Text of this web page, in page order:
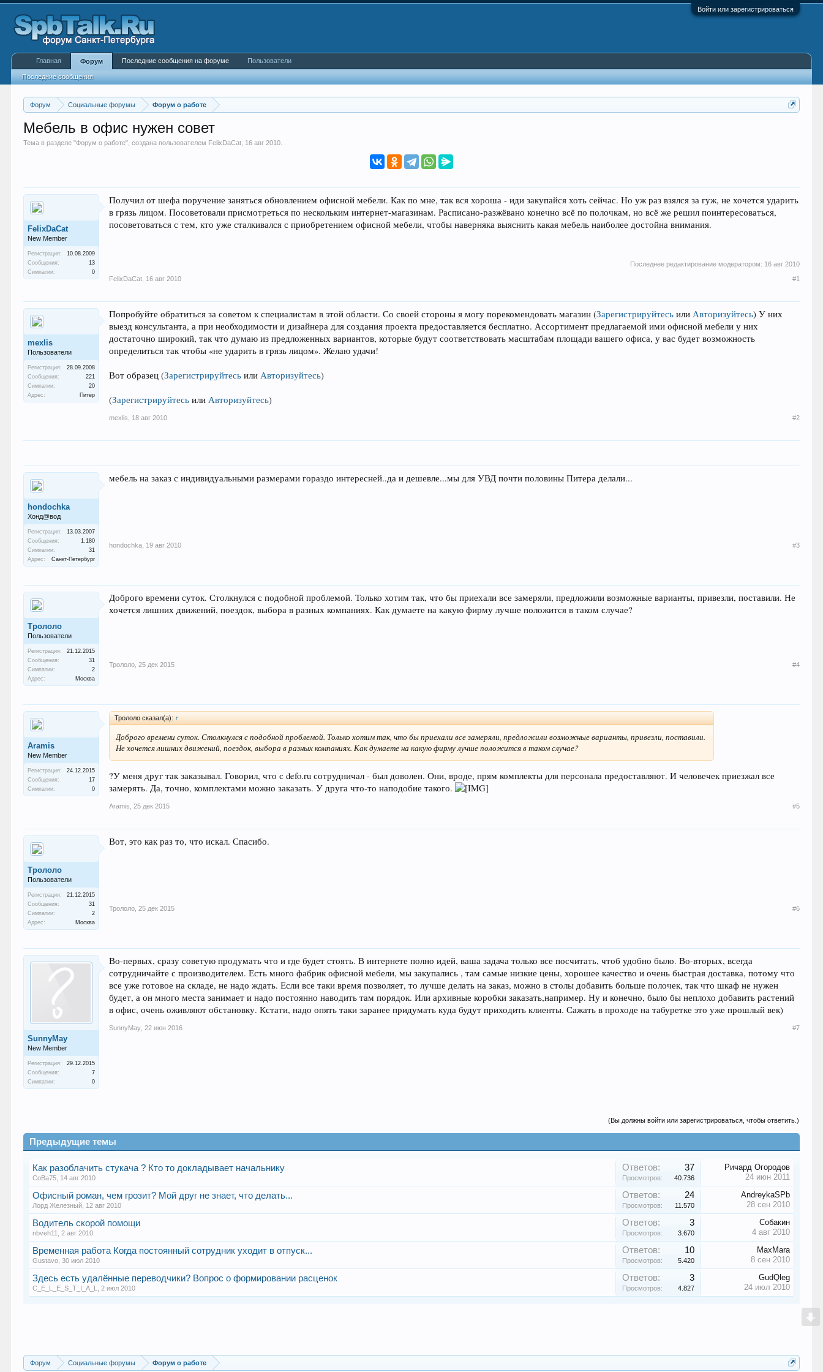
Войти или зарегистрироваться
Форум Социальные форумы Форум о работе
Мебель в офис нужен совет
Тема в разделе "Форум о работе", создана пользователем FelixDaCat 16 авг 2010
FelixDaCat
New Member
Регистрация:
10.08.2009
Сообщения:
13
Симпатии:
0
Получил от шефа поручение заняться обновлением офисной мебели. Как по мне, так вся хороша - иди закупайся хоть сейчас. Но уж раз взялся за гуж, не хочется ударить
в грязь лицом. Посоветовали присмотреться по нескольким интернет-магазинам. Расписано-разжёвано конечно всё по полочкам, но всё же решил поинтересоваться,
посоветоваться с тем, кто уже сталкивался с приобретением офисной мебели, чтобы наверняка выяснить какая мебель наиболее достойна внимания.
Последнее редактирование модератором: 16 авг 2010
FelixDaCat 16 авг 2010 #1
mexlis
Пользователи
Регистрация:
28.09.2008
Сообщения:
221
Симпатии:
20
Адрес:
Питер
Попробуйте обратиться за советом к специалистам в этой области. Со своей стороны я могу порекомендовать магазин(Зарегистрируйтесь илиАвторизуйтесь) У них
выезд консультанта, а при необходимости и дизайнера для создания проекта предоставляется бесплатно. Ассортимент предлагаемой ими офисной мебели у них
достаточно широкий, так что думаю из предложенных вариантов, которые будут соответствовать масштабам площади вашего офиса, у вас будет возможность
определиться так чтобы «не ударить в грязь лицом». Желаю удачи!
Вот образец(Зарегистрируйтесь илиАвторизуйтесь)
(Зарегистрируйтесь илиАвторизуйтесь)
mexlis 18 авг 2010 #2
hondochka
Хонд@вод
Регистрация:
13.03.2007
Сообщения:
1.180
Симпатии:
31
Адрес:
Санкт-Петербург
мебель на заказ с индивидуальными размерами гораздо интересней..да и дешевле...мы для УВД почти половины Питера делали...
hondochka 19 авг 2010 #3
Трололо
Пользователи
Регистрация:
21.12.2015
Сообщения:
31
Симпатии:
2
Адрес:
Москва
Доброго времени суток. Столкнулся с подобной проблемой. Только хотим так, что бы приехали все замеряли, предложили возможные варианты, привезли, поставили. Не
хочется лишних движений, поездок, выбора в разных компаниях. Как думаете на какую фирму лучше положится в таком случае?
Трололо 25 дек 2015 #4
Aramis
New Member
Регистрация:
24.12.2015
Сообщения:
17
Симпатии:
0
Трололо сказал(а): ↑
Доброго времени суток. Столкнулся с подобной проблемой. Только хотим так, что бы приехали все замеряли, предложили возможные варианты, привезли, поставили.
Не хочется лишних движений, поездок, выбора в разных компаниях. Как думаете на какую фирму лучше положится в таком случае?
?У меня друг так заказывал. Говорил, что с defo.ru сотрудничал - был доволен. Они, вроде, прям комплекты для персонала предоставляют. И человечек приезжал все
замерять. Да, точно, комплектами можно заказать. У друга что-то наподобие такого.
Aramis 25 дек 2015 #5
Трололо
Пользователи
Регистрация:
21.12.2015
Сообщения:
31
Симпатии:
2
Адрес:
Москва
Вот, это как раз то, что искал. Спасибо.
Трололо 25 дек 2015 #6
SunnyMay
New Member
Регистрация:
29.12.2015
Сообщения:
7
Симпатии:
0
Во-первых, сразу советую продумать что и где будет стоять. В интернете полно идей, ваша задача только все посчитать, чтоб удобно было. Во-вторых, всегда
сотрудничайте с производителем. Есть много фабрик офисной мебели, мы закупались , там самые низкие цены, хорошее качество и очень быстрая доставка, потому что
все уже готовое на складе, не надо ждать. Если все таки время позволяет, то лучше делать на заказ, можно в столы добавить больше полочек, так что шкаф не нужен
будет, а он много места занимает и надо постоянно наводить там порядок. Или архивные коробки заказать,например. Ну и конечно, было бы неплохо добавить растений
в офис, очень оживляют обстановку. Кстати, надо опять таки заранее придумать куда будут приходить клиенты. Сажать в проходе на табуретке это уже прошлый век)
SunnyMay 22 июн 2016 #7
(Вы должны войти или зарегистрироваться, чтобы ответить.)
Предыдущие темы
Как разоблачить стукача ? Кто то докладывает начальнику
CoBa75 14 авг 2010
Ответов: 37
Просмотров: 40.736
Ричард Огородов
24 июн 2011
Офисный роман, чем грозит? Мой друг не знает, что делать...
Лорд Железный 12 авг 2010
Ответов: 24
Просмотров: 11.570
AndreykaSPb
28 сен 2010
Водитель скорой помощи
nbveh11 ,2 авг 2010
Ответов: 3
Просмотров: 3.670
Собакин
4 авг 2010
Временная работа Когда постоянный сотрудник уходит в отпуск...
Gustavo ,30 июл 2010
Ответов: 10
Просмотров: 5.420
MaxMara
8 сен 2010
Здесь есть удалённые переводчики? Вопрос о формировании расценок
C_E_L_E_S_T_I_A_L ,2 июл 2010
Ответов: 3
Просмотров: 4.827
GudQleg
24 июл 2010
Форум Социальные форумы Форум о работе
Главная Форум
Последние сообщения
Последние сообщения на форуме Пользователи